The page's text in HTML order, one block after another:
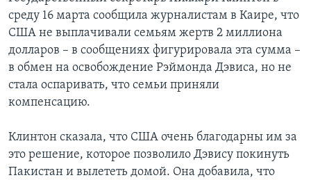
среду 16 марта сообщила журналистам в Каире, что
США не выплачивали семьям жертв 2 миллиона
долларов – в сообщениях фигурировала эта сумма –
в обмен на освобождение Рэймонда Дэвиса, но не
стала оспаривать, что семьи приняли
компенсацию.
Клинтон сказала, что США очень благодарны им за
это решение, которое позволило Дэвису покинуть
Пакистан и вылететь домой. Она добавила, что